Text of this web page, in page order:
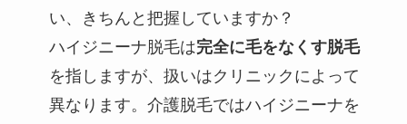
い、きちんと把握していますか？
ハイジニーナ脱毛は完全に毛をなくす脱毛
を指しますが、扱いはクリニックによって
異なります。介護脱毛ではハイジニーナを